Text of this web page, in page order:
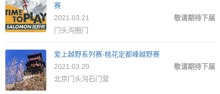
赛
2021.03.21
敬请期待下届
门头沟圈门
爱上越野系列赛-桃花定都峰越野赛
2021.03.20
敬请期待下届
北京门头沟石门营